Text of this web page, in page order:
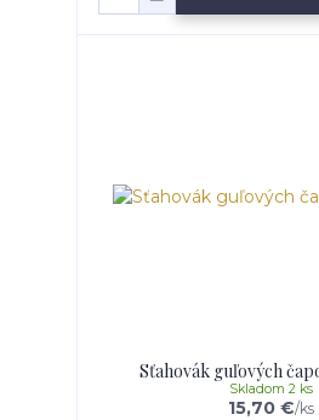
Sťahovák guľových
15,70 €/ks
Skladom 2 ks